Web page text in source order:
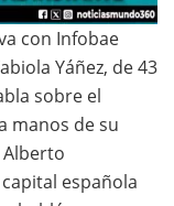
con Infobae
Yáñez, de 43
sobre el
manos de su
española